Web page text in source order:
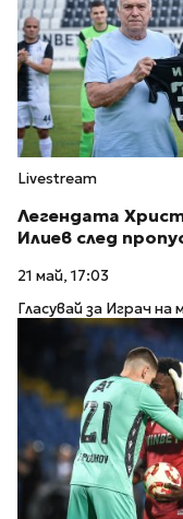
Livestream
Легендата
Илиев след
21 май, 17:03
Гласувай за Играч